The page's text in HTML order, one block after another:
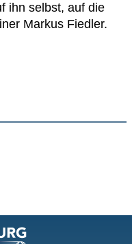
ihn selbst, auf die
Markus Fiedler.